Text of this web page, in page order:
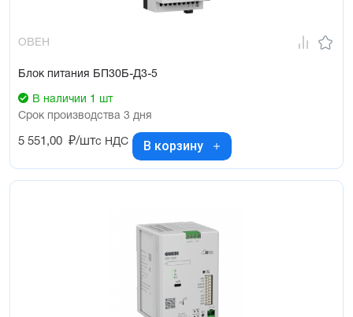
ОВЕН
Блок питания БП30Б-Д3-5
В наличии 1 шт
Срок производства 3 дня
5 551,00 ₽/штс НДС В корзину